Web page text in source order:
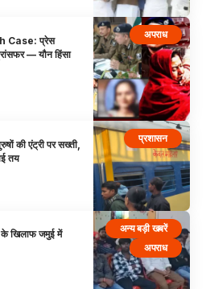
अपराध
Case: प्रेस
— यौन हिंसा
प्रशासन
की एंट्री पर सख्ती,
तय
अन्य बड़ी खबरें
अपराध
के खिलाफ जमुई में